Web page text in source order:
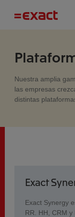
Nuestra amplia
las empresas
distintas
Exact
Exact Synergy
RR. HH, CRM